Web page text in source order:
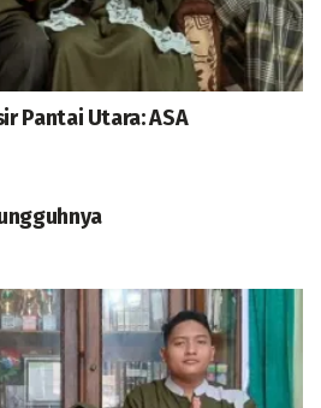
Pantai Utara: ASA